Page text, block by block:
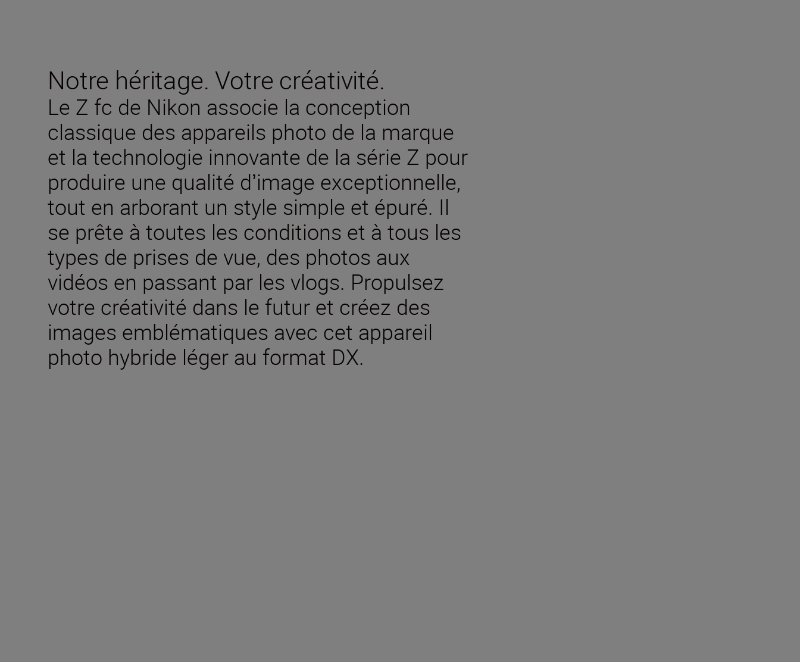
Notre héritage. Votre créativité.
Le Z fc de Nikon associe la conception
classique des appareils photo de la marque
et la technologie innovante de la série Z pour
produire une qualité dʼimage exceptionnelle,
tout en arborant un style simple et épuré. Il
se prête à toutes les conditions et à tous les
types de prises de vue, des photos aux
vidéos en passant par les vlogs. Propulsez
votre créativité dans le futur et créez des
images emblématiques avec cet appareil
photo hybride léger au format DX.